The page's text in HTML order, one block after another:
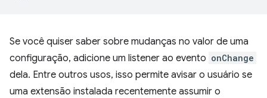
Se você quiser saber sobre mudanças no valor de uma
configuração, adicione um listener ao evento onChange
dela. Entre outros usos, isso permite avisar o usuário se
uma extensão instalada recentemente assumir o